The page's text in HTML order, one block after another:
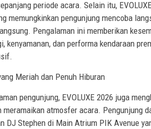
periode acara. Selain itu,
memungkinkan pengunjung mencoba
Pengalaman ini memberikan
kenyamanan, dan performa kendaraan
Meriah dan Penuh Hiburan
pengunjung, EVOLUXE 2026 juga
meramaikan atmosfer acara. Pengunjung
DJ Stephen di Main Atrium PIK Avenue